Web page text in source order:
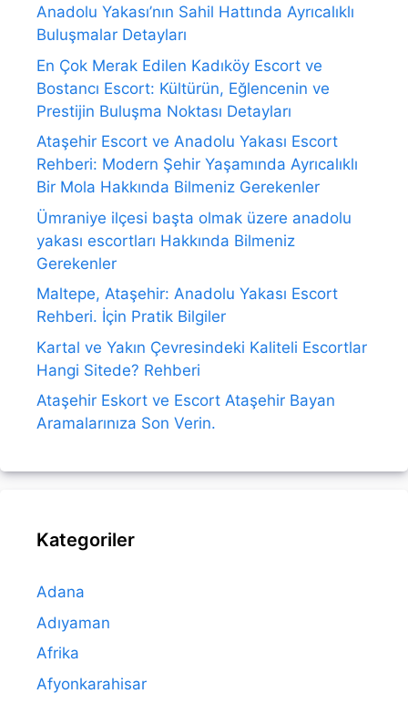
Anadolu Yakası’nın Sahil Hattında Ayrıcalıklı
Buluşmalar Detayları
En Çok Merak Edilen Kadıköy Escort ve
Bostancı Escort: Kültürün, Eğlencenin ve
Prestijin Buluşma Noktası Detayları
Ataşehir Escort ve Anadolu Yakası Escort
Rehberi: Modern Şehir Yaşamında Ayrıcalıklı
Bir Mola Hakkında Bilmeniz Gerekenler
Ümraniye ilçesi başta olmak üzere anadolu
yakası escortları Hakkında Bilmeniz
Gerekenler
Maltepe, Ataşehir: Anadolu Yakası Escort
Rehberi. İçin Pratik Bilgiler
Kartal ve Yakın Çevresindeki Kaliteli Escortlar
Hangi Sitede? Rehberi
Ataşehir Eskort ve Escort Ataşehir Bayan
Aramalarınıza Son Verin.
Kategoriler
Adana
Adıyaman
Afrika
Afyonkarahisar